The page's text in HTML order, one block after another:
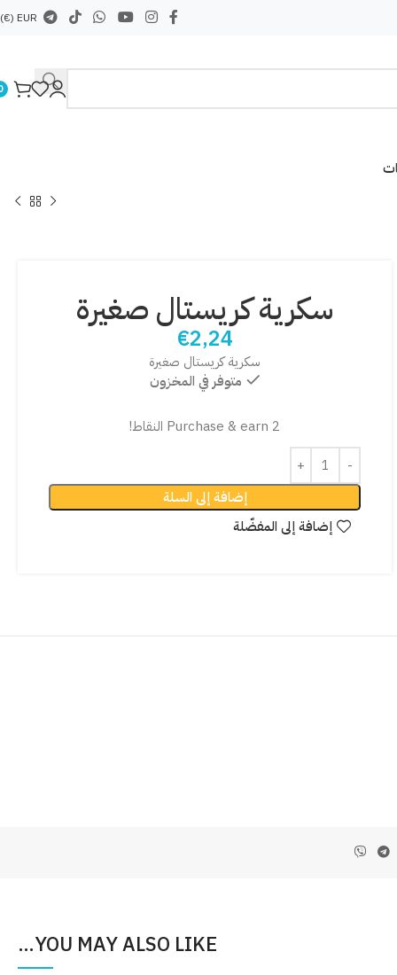
EUR (€)
سكرية كريستال صغيرة
€2,24
سكرية كريستال صغيرة
متوفر في المخزون
Purchase & earn 2 النقاط!
إضافة إلى السلة
إضافة إلى المفضّلة
YOU MAY ALSO LIKE…